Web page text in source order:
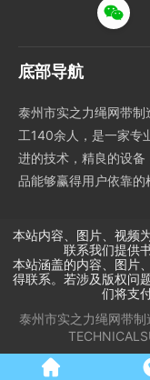
底部导航
泰州市实之力绳网带
工140余人，是一家专
进的技术，精良的设
品能够赢得用户依靠的
本站内容、图片、视频
联系我们提供
本站涵盖的内容、图片
得联系。若涉及版权问
们将支
泰州市实之力绳网带制